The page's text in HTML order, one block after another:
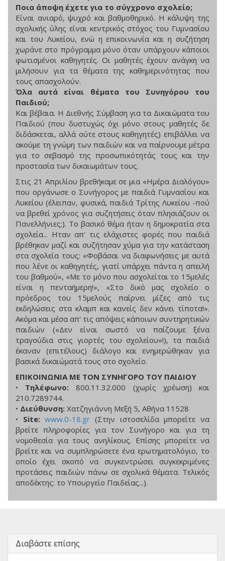
Ποια άποψη έχετε για το σύγχρονο σχολείο;
Είναι ανιαρό, ψυχρό και βαθμοθηρικό. Η κάλυψη της
σχολικής ύλης είναι κεντρικός στόχος του Γυμνασίου
και του Λυκείου, ενώ η επικοινωνία και η συζήτηση
χωράνε στο πρόγραμμα μόνο όταν υπάρχουν κάποιοι
φωτισμένοι καθηγητές. Οι μαθητές έχουν ανάγκη να
μιλήσουν για τα θέματα της καθημερινότητας που
τους απασχολούν.
Όλα αυτά είναι θέματα του Συνηγόρου του
Παιδιού;
Και βέβαια. Η Διεθνής Σύμβαση για τα Δικαιώματα του
Παιδιού (που δυστυχώς όχι μόνο στους μαθητές δε
διδάσκεται, αλλά ούτε στους καθηγητές) επιβάλλει να
ακούμε τη γνώμη των παιδιών και να παίρνουμε μέτρα
για το σεβασμό της προσωπικότητάς τους και την
προστασία των δικαιωμάτων τους.
Στις 21 Απριλίου βρεθήκαμε σε μια «Ημέρα Διαλόγου»
που οργάνωσε ο Συνήγορος με παιδιά Γυμνασίου και
Λυκείου (έλειπαν, φυσικά, παιδιά Τρίτης Λυκείου -πού
να βρεθεί χρόνος για συζητήσεις όταν πλησιάζουν οι
Πανελλήνιες;). Το βασικό θέμα ήταν η δημοκρατία στα
σχολεία... Hταν απ' τις ελάχιστες φορές που παιδιά
βρέθηκαν μαζί και συζήτησαν χύμα για την κατάσταση
στα σχολεία τους: «Φοβάσαι να διαφωνήσεις με αυτά
που λένε οι καθηγητές, γιατί υπάρχει πάντα η απειλή
του βαθμού», «Με το μόνο που ασχολείται το 15μελές
είναι η πενταήμερη!», «Στο δικό μας σχολείο ο
πρόεδρος του 15μελούς παίρνει μίζες από τις
εκδηλώσεις στα κλαμπ και κανείς δεν κάνει τίποτα!».
Ακόμα και μέσα απ' τις απόψεις κάποιων συντηρητικών
παιδιών («Δεν είναι σωστό να παίζουμε ξένα
τραγούδια στις γιορτές του σχολείου»!), τα παιδιά
έκαναν (επιτέλους) διάλογο και ενημερώθηκαν για
βασικά δικαιώματά τους στο σχολείο.
EΠΙΚΟΙΝΩΝΙΑ ΜΕ ΤΟΝ ΣΥΝΗΓΟΡΟ ΤΟΥ ΠΑΙΔΙΟΥ
• Τηλέφωνο: 800.11.32.000 (χωρίς χρέωση) και
210.7289744.
• Διεύθυνση: Χατζηγιάννη Μεξή 5, Αθήνα 11528
• Site: www.0-18.gr (Στην ιστοσελίδα μπορείτε να
βρείτε πληροφορίες για τον Συνήγορο και για τη
νομοθεσία για τους ανηλίκους. Επίσης μπορείτε να
βρείτε και να συμπληρώσετε ένα ερωτηματολόγιο, το
οποίο έχει σκοπό να συγκεντρώσει συγκεκριμένες
προτάσεις παιδιών πάνω σε σχολικά θέματα. Τελικός
αποδέκτης: το Υπουργείο Παιδείας...).
Διαβάστε επίσης